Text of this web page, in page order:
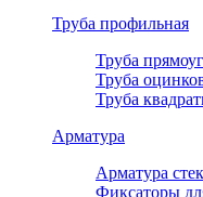
Труба профильная
Труба
Труба
Труба
Арматура
Арматура
Фиксаторы